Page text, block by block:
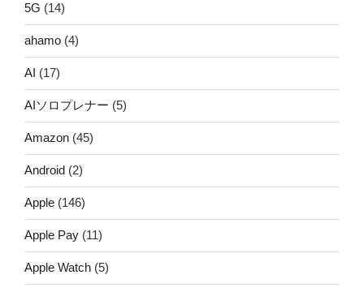
5G (14)
ahamo (4)
AI (17)
AIソロプレナー (5)
Amazon (45)
Android (2)
Apple (146)
Apple Pay (11)
Apple Watch (5)